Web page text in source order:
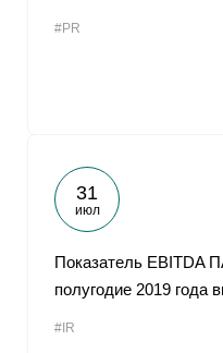
#PR
31
июл
Показатель EBITDA
полугодие 2019 года
#IR